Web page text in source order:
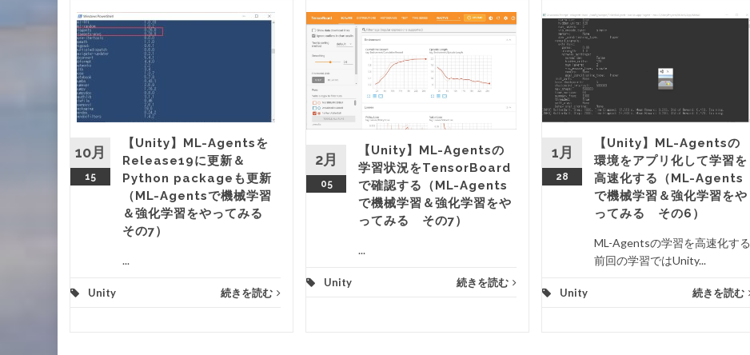
10月
15
【Unity】ML-Agentsを
Release19に更新＆
Python packageも更新
（ML-Agentsで機械学習
＆強化学習をやってみる
その7）
...
Unity 続きを読む
2月
05
【Unity】ML-Agentsの
学習状況をTensorBoard
で確認する（ML-Agents
で機械学習＆強化学習をや
ってみる その7）
...
Unity 続きを読む
1月
28
【Unity】ML-Agentsの
環境をアプリ化して学習を
高速化する（ML-Agents
で機械学習＆強化学習をや
ってみる その6）
ML-Agentsの学習を高速化する
前回の学習ではUnity...
Unity 続きを読む